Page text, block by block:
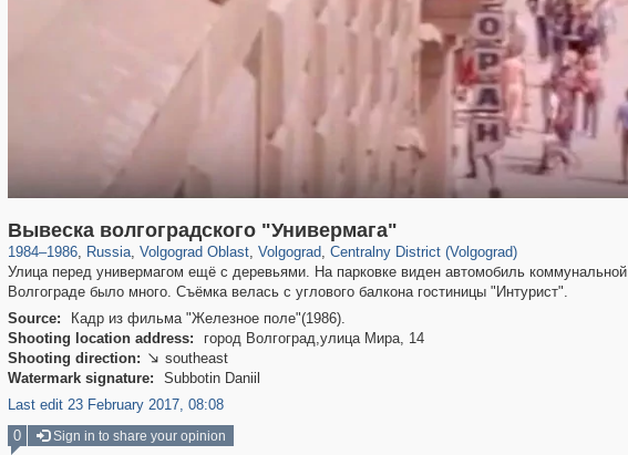
Вывеска волгоградского "Универмага"
1984–1986, Russia
1,406,255 29,243
, Volgograd Oblast
9,149 80
, Volgograd
7,241 44
, Centralny District (Volgograd)
5,031
Улица перед универмагом ещё с деревьями. На парковке виден автомобиль
Волгограде было много. Съёмка велась с углового балкона гостиницы "Интурист".
Source:
Кадр из фильма "Железное поле"(1986).
Shooting location address:
город Волгоград,улица Мира, 14
Shooting direction:  southeast
Watermark signature:
Subbotin Daniil
Last edit 23 February 2017, 08:08
0 Sign in to share your opinion